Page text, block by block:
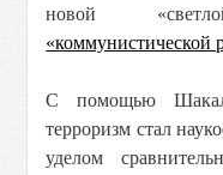
новой
«коммунистической
С помощью
терроризм стал
уделом